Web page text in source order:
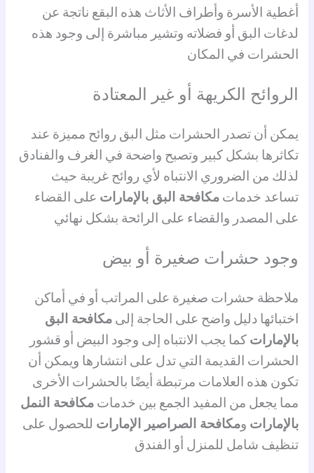
أغطية الأسرة وأطراف الأثاث هذه البقع ناتجة عن
لدغات البق أو فضلاته وتشير مباشرة إلى وجود هذه
الحشرات في المكان
الروائح الكريهة أو غير المعتادة
يمكن أن تصدر الحشرات مثل البق روائح مميزة عند
تكاثرها بشكل كبير وتصبح واضحة في الغرف والفنادق
لذلك من الضروري الانتباه لأي روائح غريبة حيث
تساعد خدماتمكافحة البق بالإمارات على القضاء
على المصدر والقضاء على الرائحة بشكل نهائي
وجود حشرات صغيرة أو بيض
ملاحظة حشرات صغيرة على المراتب أو في أماكن
اختبائها دليل واضح على الحاجة إلىمكافحة البق
بالإمارات كما يجب الانتباه إلى وجود البيض أو قشور
الحشرات القديمة التي تدل على انتشارها ويمكن أن
تكون هذه العلامات مرتبطة أيضًا بالحشرات الأخرى
مما يجعل من المفيد الجمع بين خدماتمكافحة النمل
بالإمارات ومكافحة الصراصير الإمارات للحصول على
تنظيف شامل للمنزل أو الفندق